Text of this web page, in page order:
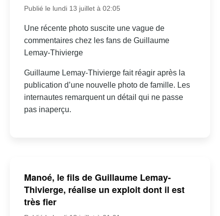
Publié le lundi 13 juillet à 02:05
Une récente photo suscite une vague de
commentaires chez les fans de Guillaume
Lemay-Thivierge
Guillaume Lemay-Thivierge fait réagir après la
publication d’une nouvelle photo de famille. Les
internautes remarquent un détail qui ne passe
pas inaperçu.
Manoé, le fils de Guillaume Lemay-
Thivierge, réalise un exploit dont il est
très fier